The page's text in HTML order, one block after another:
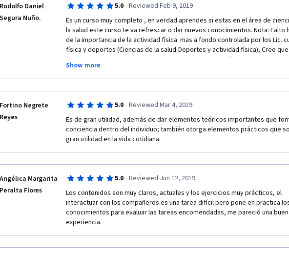
Rodolfo Daniel
Segura Nuño.
5.0 · Reviewed Feb 9, 2019
Es un curso muy completo , en verdad aprendes si estas en el área de
la salud este curso te va refrescar o dar nuevos conocimientos. Nota: Falto
de la importancia de la actividad física  mas a fondo controlada por los Lic.
física y deportes (Ciencias de la salud-Deportes y actividad física), Creo
conveniente  recalcar que cada quien debe estar en su área. Nutrirlos a la
alimentación del paciente, médicos a las enfermedades y CFyD al área de
actividad física. Agradezco la oportunidad Gracias.
Show more
Fortino Negrete
Reyes
5.0 · Reviewed Mar 4, 2019
Es de gran utilidad, además de dar elementos teóricos importantes que
conciencia dentro del individuo; también otorga elementos prácticos que
gran utilidad en la vida cotidiana.
Angélica Margarita
Peralta Flores
5.0 · Reviewed Jun 12, 2019
Los contenidos son muy claros, actuales y los ejercicios muy prácticos, el
interactuar con los compañeros es una tarea difícil pero pone en practica
conocimientos para evaluar las tareas encomendadas, me pareció una
experiencia.